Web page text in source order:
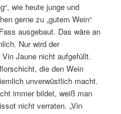
wie heute junge und
gerne zu „gutem Wein“
ausgebaut. Das wäre an
Nur wird der
Jaune nicht aufgefüllt.
die den Wein
unverwüstlich macht.
immer bildet, weiß man
nicht verraten. „Vin